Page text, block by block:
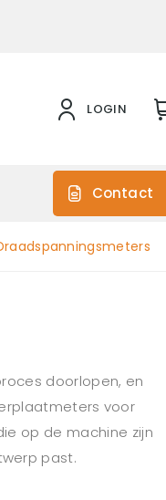
LOGIN
Contact
doorlopen, en
voor
op de machine zijn
past.